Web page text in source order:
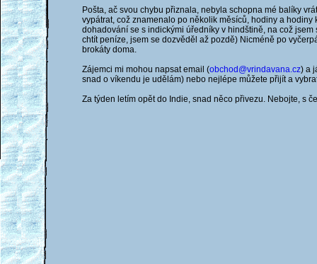
Pošta, ač svou chybu přiznala, nebyla schopna mé balíky
vypátrat, což znamenalo po několik měsíců, hodiny a
dohadování se s indickými úředníky v hindštině, na což
chtít peníze, jsem se dozvěděl až pozdě) Nicméně po
brokáty doma.
Zájemci mi mohou napsat email (obchod@vrindavana.cz) a
snad o víkendu je udělám) nebo nejlépe můžete přijít a
Za týden letím opět do Indie, snad něco přivezu. Nebojte, s